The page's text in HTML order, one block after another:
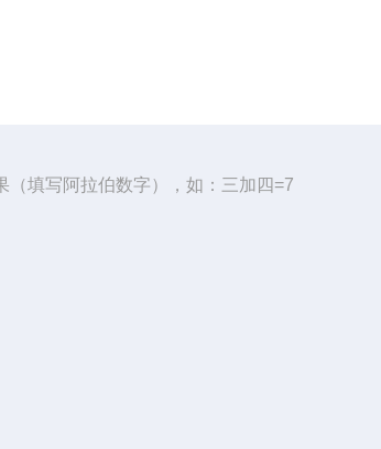
（填写阿拉伯数字），如：三加四=7